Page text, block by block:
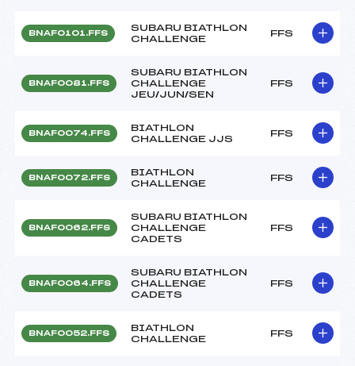
BNAF0101.FFS
SUBARU BIATHLON
CHALLENGE
FFS
BNAF0081.FFS
SUBARU BIATHLON
CHALLENGE
JEU/JUN/SEN
FFS
BNAF0074.FFS
BIATHLON
CHALLENGE JJS
FFS
BNAF0072.FFS
BIATHLON
CHALLENGE
FFS
BNAF0062.FFS
SUBARU BIATHLON
CHALLENGE
CADETS
FFS
BNAF0064.FFS
SUBARU BIATHLON
CHALLENGE
CADETS
FFS
BNAF0052.FFS
BIATHLON
CHALLENGE
FFS